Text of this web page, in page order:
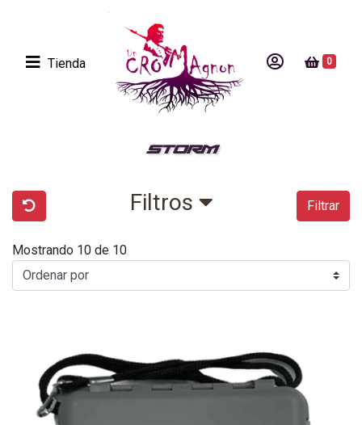
Tienda 0
STORM
Filtros Filtrar
Mostrando 10 de 10